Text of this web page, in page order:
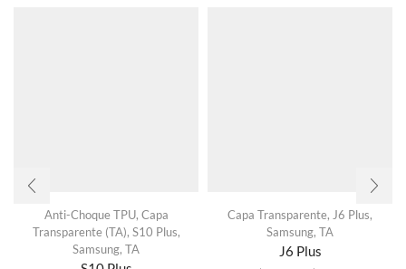
Anti-Choque TPU, Capa
Transparente (TA), S10 Plus,
Samsung, TA
Capa Transparente, J6 Plus,
Samsung, TA
J6 Plus